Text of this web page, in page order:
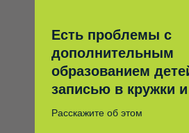
Есть проблемы с
дополнительным
образованием
записью в кружки
Расскажите об этом